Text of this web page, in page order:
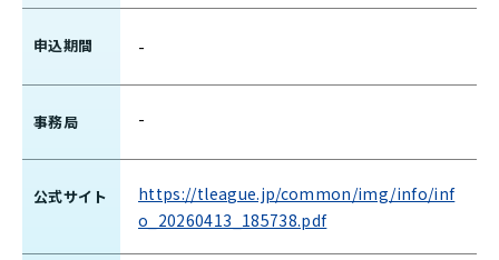
申込期間 -
事務局 -
公式サイト
https://tleague.jp/common/img/info/inf
o_20260413_185738.pdf